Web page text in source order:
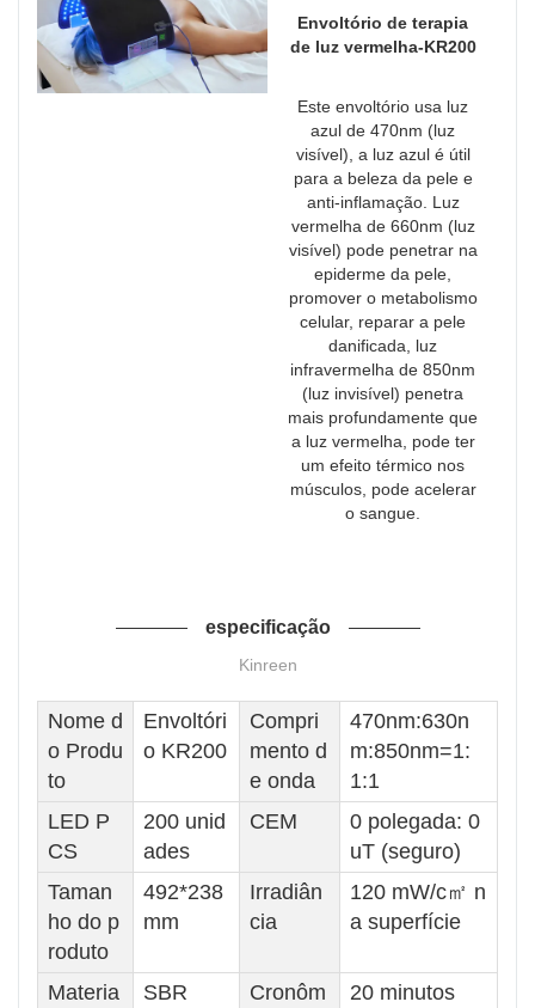
Envoltório de terapia
de luz vermelha-KR200
Este envoltório usa luz
azul de 470nm (luz
visível), a luz azul é útil
para a beleza da pele e
anti-inflamação. Luz
vermelha de 660nm (luz
visível) pode penetrar na
epiderme da pele,
promover o metabolismo
celular, reparar a pele
danificada, luz
infravermelha de 850nm
(luz invisível) penetra
mais profundamente que
a luz vermelha, pode ter
um efeito térmico nos
músculos, pode acelerar
o sangue.
especificação
Kinreen
Nome d
o Produ
to
Envoltóri
o KR200
Compri
mento d
e onda
470nm:630n
m:850nm=1:
1:1
LED P
CS
200 unid
ades
CEM
0 polegada: 0
uT (seguro)
Taman
ho do p
roduto
492*238
mm
Irradiân
cia
120 mW/c㎡ n
a superfície
Materia
SBR
Cronôm
20 minutos